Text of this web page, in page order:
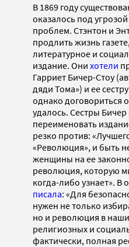
В 1869 году
оказалось под
проблем. Стэнтон и
продлить жизнь
литературное и
издание. Они хотели
Гарриет Бичер-Стоу
дяди Тома») и ее
однако договориться
удалось. Сестры
переименовать
резко против:
«Революция», и быть
женщины на ее
революция, которую
когда-либо узнает». В
писала: «Для
нужен не только
но и революция в
религиозных и
фактически, полная